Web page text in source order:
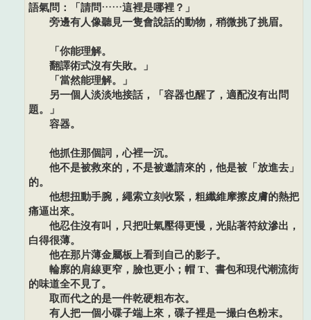
語氣問：「請問……這裡是哪裡？」
旁邊有人像聽見一隻會說話的動物，稍微挑了挑眉。
「你能理解。
翻譯術式沒有失敗。」
「當然能理解。」
另一個人淡淡地接話，「容器也醒了，適配沒有出問
題。」
容器。
他抓住那個詞，心裡一沉。
他不是被救來的，不是被邀請來的，他是被「放進去」
的。
他想扭動手腕，繩索立刻收緊，粗纖維摩擦皮膚的熱把
痛逼出來。
他忍住沒有叫，只把吐氣壓得更慢，光貼著符紋滲出，
白得很薄。
他在那片薄金屬板上看到自己的影子。
輪廓的肩線更窄，臉也更小；帽 T、書包和現代潮流街
的味道全不見了。
取而代之的是一件乾硬粗布衣。
有人把一個小碟子端上來，碟子裡是一撮白色粉末。